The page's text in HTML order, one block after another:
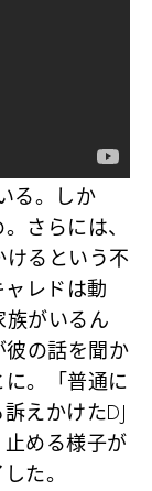
る。しか
さらには、
るという不
レドは動
がいるん
彼の話を聞か
。「普通に
えかけたDJ
める様子が
た。